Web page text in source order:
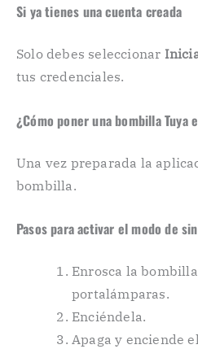
Si ya tienes una cuenta creada
Solo debes seleccionar
tus credenciales.
¿Cómo poner una bombilla Tuya
Una vez preparada la
bombilla.
Pasos para activar el modo de
Enrosca la
portalámparas.
Enciéndela.
Apaga y enciende